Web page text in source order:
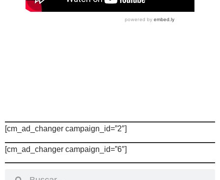
[cm_ad_changer campaign_id=”2″]
[cm_ad_changer campaign_id=”6″]